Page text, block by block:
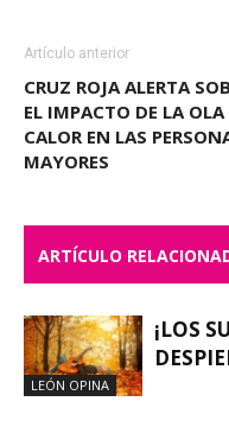
Artículo anterior
CRUZ ROJA ALERTA
EL IMPACTO DE LA OLA
CALOR EN LAS
MAYORES
ARTÍCULO
LEÓN OPINA
¡LOS